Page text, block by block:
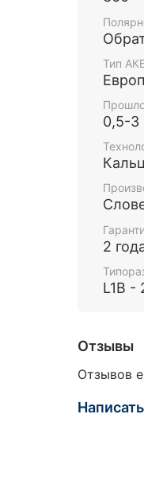
Тип
0,5-3
2
L1B -
Отзывы
Отзывов